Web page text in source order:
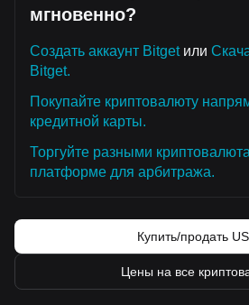
мгновенно?
Создать аккаунт Bitgetили
Bitget.
Покупайте криптовалюту
кредитной карты.
Торгуйте разными
платформе для арбитража.
Купить/продать
Цены на все